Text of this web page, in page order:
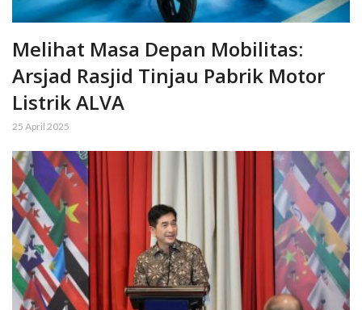
Melihat Masa Depan Mobilitas:
Arsjad Rasjid Tinjau Pabrik Motor
Listrik ALVA
25 April 2025